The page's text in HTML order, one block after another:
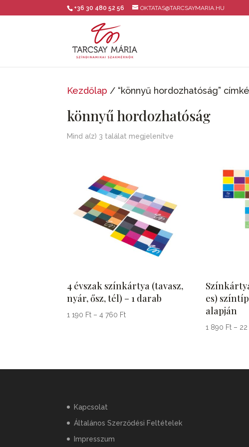
+36 30 480 52 56 OKTATAS@TARCSAYMARIA.HU
Kezdőlap / “könnyű hordozhatóság”
könnyű hordozhatóság
Mind a(z) 3 találat megjelenítve
4 évszak színkártya (tavasz,
nyár, ősz, tél) – 1 darab
1 190 Ft – 4 760 FtÁrtartomány:
760 Ft
es)
alapján
1 890 Ft –
Kapcsolat
Általános Szerződési Feltételek
Impresszum